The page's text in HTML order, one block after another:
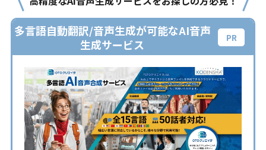
多言語自動翻訳/音声生成が可能なAI音声
生成サービス